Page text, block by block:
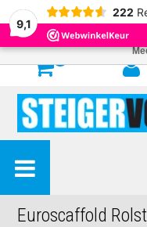
9,1
222
Euroscaffold
Door het gebruiken van
cookies om onze website